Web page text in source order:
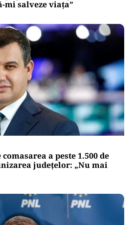
pe masa de operație:
mi salveze viața”